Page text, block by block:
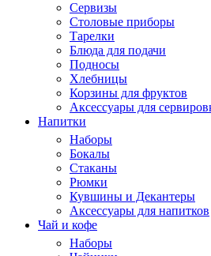
Сервизы
Столовые приборы
Тарелки
Блюда для подачи
Подносы
Хлебницы
Корзины для фруктов
Аксессуары для
Напитки
Наборы
Бокалы
Стаканы
Рюмки
Кувшины и Декантеры
Аксессуары для напитков
Чай и кофе
Наборы